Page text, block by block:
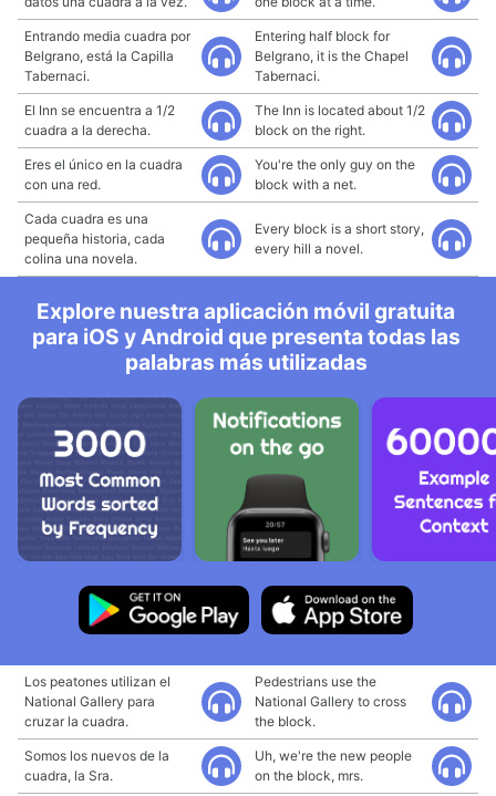
Entrando media cuadra por
Belgrano, está la Capilla
Tabernaci.
Entering half block for
Belgrano, it is the Chapel
Tabernaci.
El Inn se encuentra a 1/2
cuadra a la derecha.
The Inn is located about 1/2
block on the right.
Eres el único en la cuadra
con una red.
You're the only guy on the
block with a net.
Cada cuadra es una
pequeña historia, cada
colina una novela.
Every block is a short story,
every hill a novel.
Explore nuestra aplicación móvil gratuita
para iOS y Android que presenta todas las
palabras más utilizadas
Los peatones utilizan el
National Gallery para
cruzar la cuadra.
Pedestrians use the
National Gallery to cross
the block.
Somos los nuevos de la
cuadra, la Sra.
Uh, we're the new people
on the block, mrs.